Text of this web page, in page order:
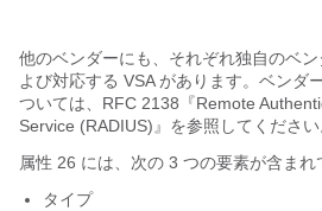
他のベンダーにも、それぞれ独自のベ
よび対応する VSA があります。ベンダ
ついては、RFC 2138『Remote
Service (RADIUS)』を参照してください
属性 26 には、次の 3 つの要素が含まれ
タイプ